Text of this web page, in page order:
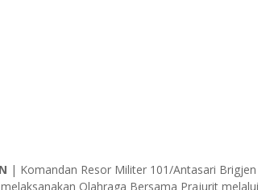
| Komandan Resor Militer 101/Antasari Brigjen
Olahraga Bersama Prajurit melalui